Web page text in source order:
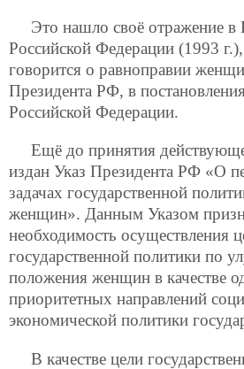
Это нашло своё отражение в
Российской Федерации (1993
говорится о равноправии
Президента РФ, в
Российской Федерации.
Ещё до принятия
издан Указ Президента РФ «О
задачах государственной
женщин». Данным Указом
необходимость осуществления
государственной политики по
положения женщин в качестве
приоритетных направлений
экономической политики
В качестве цели